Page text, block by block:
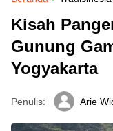
Kisah
Gunung
Yogyakarta
Penulis: Arie